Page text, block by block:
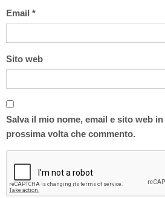
Email *
Sito web
Salva il mio nome, email e sito web
prossima volta che commento.